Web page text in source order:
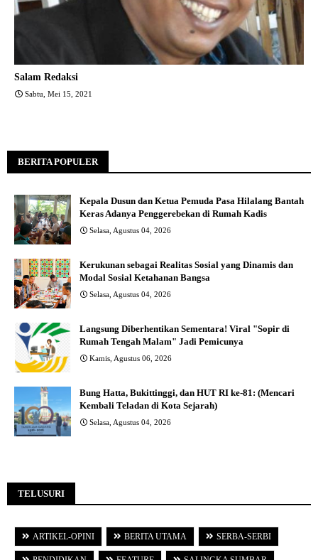
Salam Redaksi
Sabtu, Mei 15, 2021
BERITA POPULER
Kepala Dusun dan Ketua Pemuda Pasa Hilalang Bantah
Keras Adanya Penggerebekan di Rumah Kadis
Selasa, Agustus 04, 2026
Kerukunan sebagai Realitas Sosial yang Dinamis dan
Modal Sosial Ketahanan Bangsa
Selasa, Agustus 04, 2026
Langsung Diberhentikan Sementara! Viral "Sopir di
Rumah Tengah Malam" Jadi Pemicunya
Kamis, Agustus 06, 2026
Bung Hatta, Bukittinggi, dan HUT RI ke-81: (Mencari
Kembali Teladan di Kota Sejarah)
Selasa, Agustus 04, 2026
TELUSURI
ARTIKEL-OPINI BERITA UTAMA SERBA-SERBI